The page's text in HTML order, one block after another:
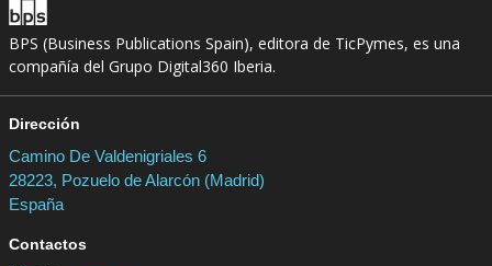
BPS (Business Publications Spain), editora de TicPymes, es una
compañía del Grupo Digital360 Iberia.
Dirección
Camino De Valdenigriales 6
28223, Pozuelo de Alarcón (Madrid)
España
Contactos